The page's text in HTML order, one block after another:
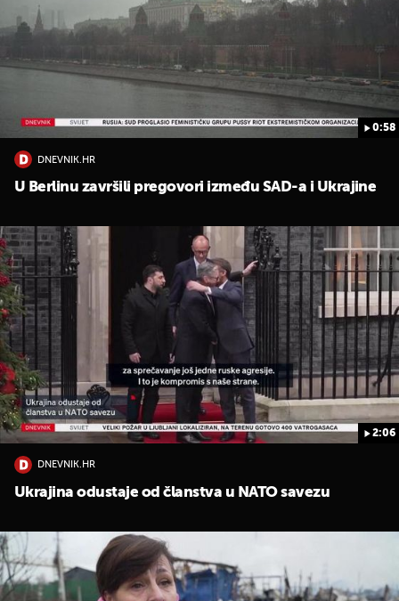
0:58
DNEVNIK.HR
U Berlinu završili pregovori između SAD-a i Ukrajine
2:06
DNEVNIK.HR
Ukrajina odustaje od članstva u NATO savezu